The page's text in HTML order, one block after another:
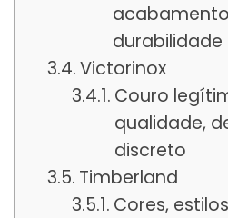
durabilidade
Victorinox
Couro
qualidade,
discreto
Timberland
Cores,